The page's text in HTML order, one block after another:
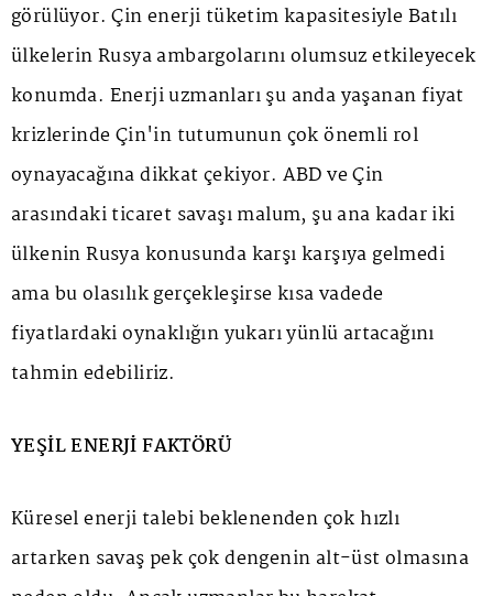
görülüyor. Çin enerji tüketim kapasitesiyle Batılı
ülkelerin Rusya ambargolarını olumsuz etkileyecek
konumda. Enerji uzmanları şu anda yaşanan fiyat
krizlerinde Çin'in tutumunun çok önemli rol
oynayacağına dikkat çekiyor. ABD ve Çin
arasındaki ticaret savaşı malum, şu ana kadar iki
ülkenin Rusya konusunda karşı karşıya gelmedi
ama bu olasılık gerçekleşirse kısa vadede
fiyatlardaki oynaklığın yukarı yünlü artacağını
tahmin edebiliriz.
YEŞİL ENERJİ FAKTÖRÜ
Küresel enerji talebi beklenenden çok hızlı
artarken savaş pek çok dengenin alt-üst olmasına